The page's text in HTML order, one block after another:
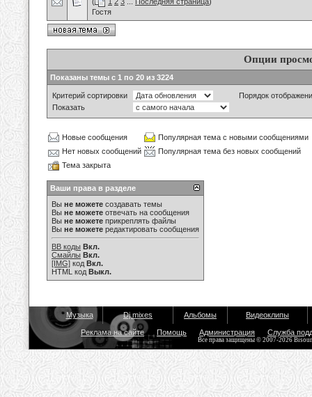
Гостя
Опции
Показаны темы с 1 по 20 из 3224
Критерий сортировки
Порядок
Показать
Новые сообщения
Популярная тема с новыми сообщениями
Нет новых сообщений
Популярная тема без новых сообщений
Тема закрыта
Ваши права в разделе
Вы не можете создавать темы
Вы не можете отвечать на сообщения
Вы не можете прикреплять файлы
Вы не можете редактировать сообщения
BB коды Вкл.
Смайлы Вкл.
[IMG] код Вкл.
HTML код Выкл.
Музыка Dj mixes Альбомы Видеоклипы
Реклама на сайте Помощь Администрация Служба
Все права защищены © 2007-2026